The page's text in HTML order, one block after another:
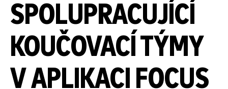
SPOLUPRACUJÍCÍ
KOUČOVACÍ TÝMY
V APLIKACI FOCUS